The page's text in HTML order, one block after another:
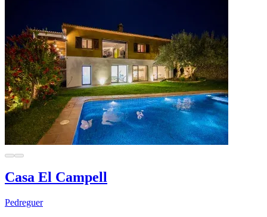
Casa El Campell
Pedreguer